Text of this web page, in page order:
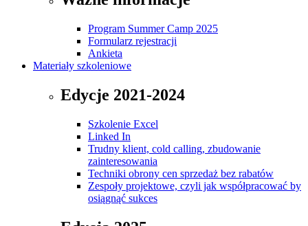
Program Summer Camp 2025
Formularz rejestracji
Ankieta
Materiały szkoleniowe
Edycje 2021-2024
Szkolenie Excel
Linked In
Trudny klient, cold calling, zbudowanie
zainteresowania
Techniki obrony cen sprzedaż bez rabatów
Zespoły projektowe, czyli jak współpracować by
osiągnąć sukces